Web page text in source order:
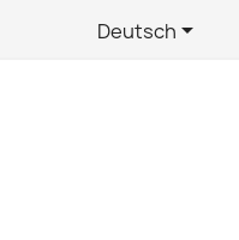
Deutsch